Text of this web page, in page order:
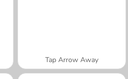
Tap Arrow Away